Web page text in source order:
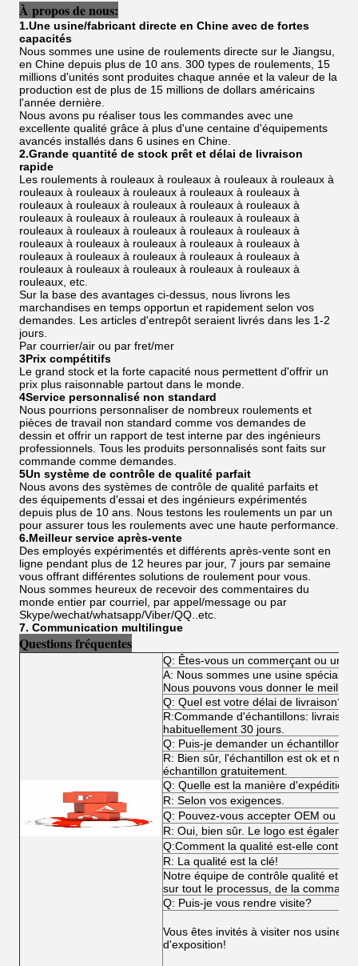
À propos de nous:
1.Une usine/fabricant directe en Chine avec de fortes
capacités
Nous sommes une usine de roulements directe sur le Jiangsu,
en Chine depuis plus de 10 ans. 300 types de roulements, 15
millions d'unités sont produites chaque année et la valeur de la
production est de plus de 15 millions de dollars américains
l'année dernière.
Nous avons pu réaliser tous les commandes avec une
excellente qualité grâce à plus d'une centaine d'équipements
avancés installés dans 6 usines en Chine.
2.Grande quantité de stock prêt et délai de livraison
rapide
Les roulements à rouleaux à rouleaux à rouleaux à rouleaux à
rouleaux à rouleaux à rouleaux à rouleaux à rouleaux à
rouleaux à rouleaux à rouleaux à rouleaux à rouleaux à
rouleaux à rouleaux à rouleaux à rouleaux à rouleaux à
rouleaux à rouleaux à rouleaux à rouleaux à rouleaux à
rouleaux à rouleaux à rouleaux à rouleaux à rouleaux à
rouleaux à rouleaux à rouleaux à rouleaux à rouleaux à
rouleaux à rouleaux à rouleaux à rouleaux à rouleaux à
rouleaux, etc.
Sur la base des avantages ci-dessus, nous livrons les
marchandises en temps opportun et rapidement selon vos
demandes. Les articles d'entrepôt seraient livrés dans les 1-2
jours.
Par courrier/air ou par fret/mer
3Prix compétitifs
Le grand stock et la forte capacité nous permettent d'offrir un
prix plus raisonnable partout dans le monde.
4Service personnalisé non standard
Nous pourrions personnaliser de nombreux roulements et
pièces de travail non standard comme vos demandes de
dessin et offrir un rapport de test interne par des ingénieurs
professionnels. Tous les produits personnalisés sont faits sur
commande comme demandes.
5Un système de contrôle de qualité parfait
Nous avons des systèmes de contrôle de qualité parfaits et
des équipements d'essai et des ingénieurs expérimentés
depuis plus de 10 ans. Nous testons les roulements un par un
pour assurer tous les roulements avec une haute performance.
6.Meilleur service après-vente
Des employés expérimentés et différents après-vente sont en
ligne pendant plus de 12 heures par jour, 7 jours par semaine
vous offrant différentes solutions de roulement pour vous.
Nous sommes heureux de recevoir des commentaires du
monde entier par courriel, par appel/message ou par
Skype/wechat/whatsapp/Viber/QQ..etc.
7. Communication multilingue
Questions fréquentes
Q: Êtes-vous un commerçant ou un
A: Nous sommes une usine
Nous pouvons vous donner le
Q: Quel est votre délai de livraison?
R:Commande d'échantillons:
habituellement 30 jours.
Q: Puis-je demander un échantillon?
R: Bien sûr, l'échantillon est ok et
échantillon gratuitement.
Q: Quelle est la manière d'expédition?
R: Selon vos exigences.
Q: Pouvez-vous accepter OEM ou
R: Oui, bien sûr. Le logo est
Q:Comment la qualité est-elle
R: La qualité est la clé!
Notre équipe de contrôle qualité et
sur tout le processus, de la
Q: Puis-je vous rendre visite?
Vous êtes invités à visiter nos usines,
d'exposition!